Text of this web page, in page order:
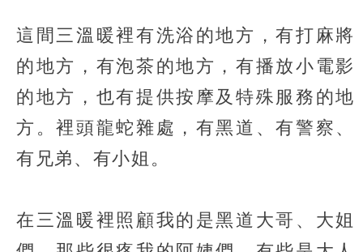
這間三溫暖裡有洗浴的地方，有打麻將
的地方，有泡茶的地方，有播放小電影
的地方，也有提供按摩及特殊服務的地
方。裡頭龍蛇雜處，有黑道、有警察、
有兄弟、有小姐。
在三溫暖裡照顧我的是黑道大哥、大姐